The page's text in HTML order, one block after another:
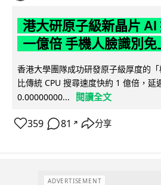
港大研原子級新晶片 AI
一億倍 手機人臉識別免
香港大學團隊成功研發原子級厚度的
比傳統 CPU 搜尋速度快約 1 億倍，延
0.00000000...
閱讀全文
359 81 ↗ 分享
ADVERTISEMENT